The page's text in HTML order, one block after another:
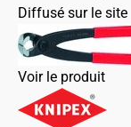
Diffusé sur le site
Voir le produit